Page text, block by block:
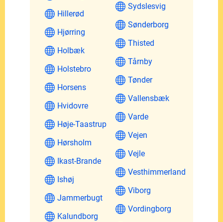
Hillerød
Hjørring
Holbæk
Holstebro
Horsens
Hvidovre
Høje-Taastrup
Hørsholm
Ikast-Brande
Ishøj
Jammerbugt
Kalundborg
Sydslesvig
Sønderborg
Thisted
Tårnby
Tønder
Vallensbæk
Varde
Vejen
Vejle
Vesthimmerland
Viborg
Vordingborg